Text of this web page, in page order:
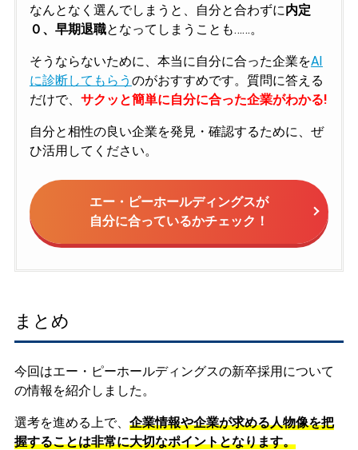
なんとなく選んでしまうと、自分と合わずに内定
０、早期退職となってしまうことも……。
そうならないために、本当に自分に合った企業をAI
に診断してもらう のがおすすめです。質問に答える
だけで、 サクッと簡単に自分に合った企業がわかる!
自分と相性の良い企業を発見・確認するために、ぜ
ひ活用してください。
エー・ピーホールディングスが
自分に合っているかチェック！
まとめ
今回はエー・ピーホールディングスの新卒採用について
の情報を紹介しました。
選考を進める上で、 企業情報や企業が求める人物像を把
握することは非常に大切なポイントとなります。